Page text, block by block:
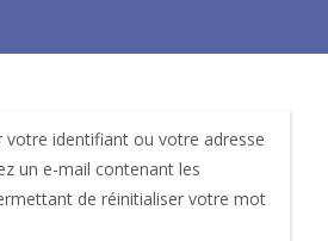
votre identifiant ou votre adresse
un e-mail contenant les
de réinitialiser votre mot